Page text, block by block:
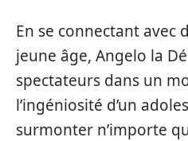
En se connectant avec
jeune âge, Angelo la
spectateurs dans un
l’ingéniosité d’un
surmonter n’importe